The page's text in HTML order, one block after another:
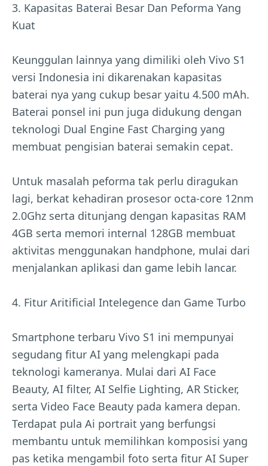
3. Kapasitas Baterai Besar Dan Peforma Yang
Kuat
Keunggulan lainnya yang dimiliki oleh Vivo S1
versi Indonesia ini dikarenakan kapasitas
baterai nya yang cukup besar yaitu 4.500 mAh.
Baterai ponsel ini pun juga didukung dengan
teknologi Dual Engine Fast Charging yang
membuat pengisian baterai semakin cepat.
Untuk masalah peforma tak perlu diragukan
lagi, berkat kehadiran prosesor octa-core 12nm
2.0Ghz serta ditunjang dengan kapasitas RAM
4GB serta memori internal 128GB membuat
aktivitas menggunakan handphone, mulai dari
menjalankan aplikasi dan game lebih lancar.
4. Fitur Aritificial Intelegence dan Game Turbo
Smartphone terbaru Vivo S1 ini mempunyai
segudang fitur AI yang melengkapi pada
teknologi kameranya. Mulai dari AI Face
Beauty, AI filter, AI Selfie Lighting, AR Sticker,
serta Video Face Beauty pada kamera depan.
Terdapat pula Ai portrait yang berfungsi
membantu untuk memilihkan komposisi yang
pas ketika mengambil foto serta fitur AI Super